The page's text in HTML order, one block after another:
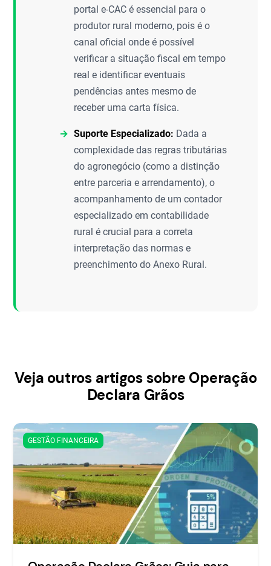
portal e-CAC é essencial para o
produtor rural moderno, pois é o
canal oficial onde é possível
verificar a situação fiscal em tempo
real e identificar eventuais
pendências antes mesmo de
receber uma carta física.
Suporte Especializado: Dada a
complexidade das regras tributárias
do agronegócio (como a distinção
entre parceria e arrendamento), o
acompanhamento de um contador
especializado em contabilidade
rural é crucial para a correta
interpretação das normas e
preenchimento do Anexo Rural.
Veja outros artigos sobre Operação
Declara Grãos
GESTÃO FINANCEIRA